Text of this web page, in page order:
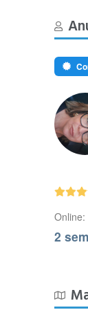
Online:
2